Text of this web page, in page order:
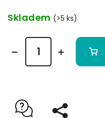
Skladem (>5 ks)